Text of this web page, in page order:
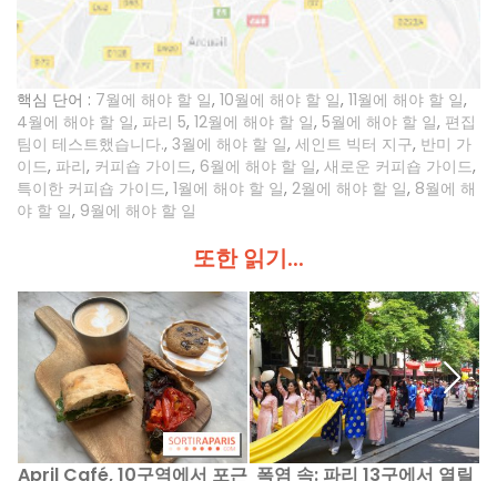
핵심 단어 : 7월에 해야 할 일, 10월에 해야 할 일, 11월에 해야 할 일,
4월에 해야 할 일, 파리 5, 12월에 해야 할 일, 5월에 해야 할 일, 편집
팀이 테스트했습니다., 3월에 해야 할 일, 세인트 빅터 지구, 반미 가
이드, 파리, 커피숍 가이드, 6월에 해야 할 일, 새로운 커피숍 가이드,
특이한 커피숍 가이드, 1월에 해야 할 일, 2월에 해야 할 일, 8월에 해
야 할 일, 9월에 해야 할 일
또한 읽기...
April Café, 10구역에서 포근 폭염 속: 파리 13구에서 열릴